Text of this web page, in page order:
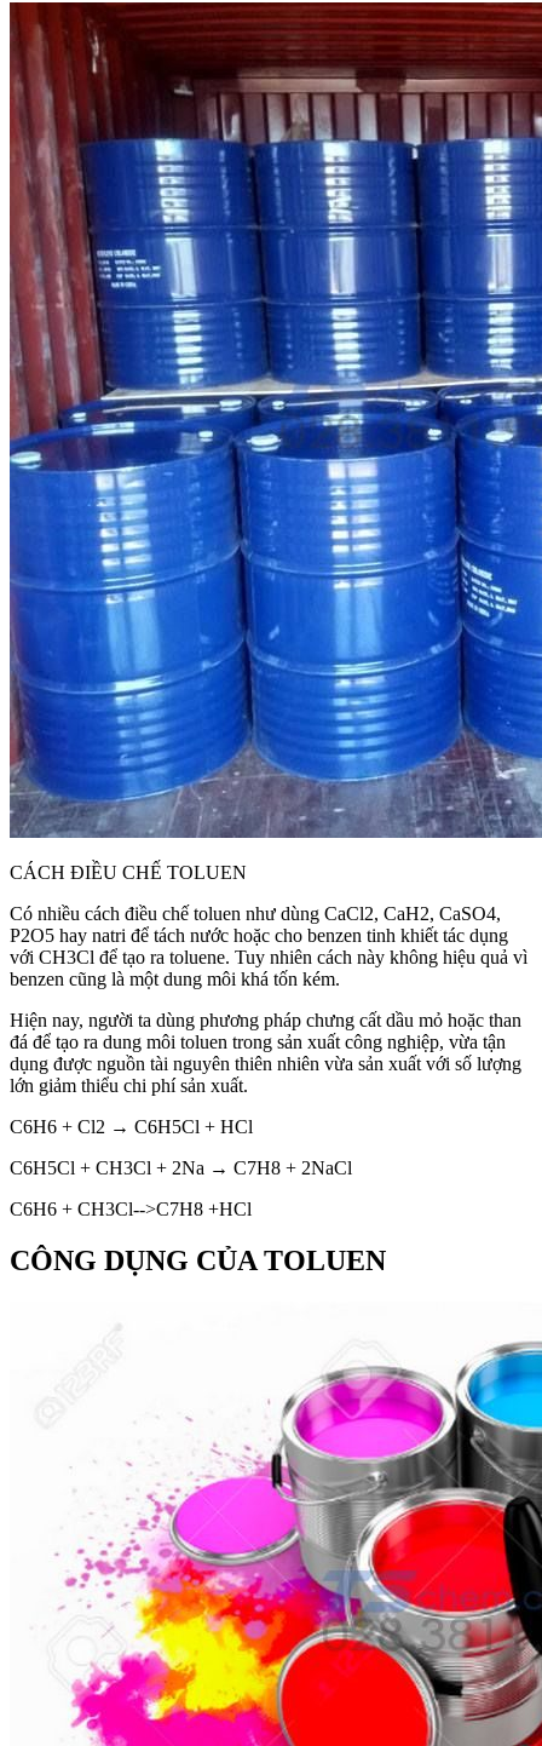
CÁCH ĐIỀU CHẾ TOLUEN
Có nhiều cách điều chế toluen như dùng CaCl2, CaH2, CaSO4,
P2O5 hay natri để tách nước hoặc cho benzen tinh khiết tác dụng
với CH3Cl để tạo ra toluene. Tuy nhiên cách này không hiệu quả vì
benzen cũng là một dung môi khá tốn kém.
Hiện nay, người ta dùng phương pháp chưng cất dầu mỏ hoặc than
đá để tạo ra dung môi toluen trong sản xuất công nghiệp, vừa tận
dụng được nguồn tài nguyên thiên nhiên vừa sản xuất với số lượng
lớn giảm thiểu chi phí sản xuất.
C6H6 + Cl2 → C6H5Cl + HCl
C6H5Cl + CH3Cl + 2Na → C7H8 + 2NaCl
C6H6 + CH3Cl-->C7H8 +HCl
CÔNG DỤNG CỦA TOLUEN